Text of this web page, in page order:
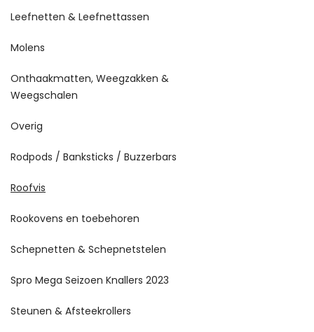
Leefnetten & Leefnettassen
Molens
Onthaakmatten, Weegzakken &
Weegschalen
Overig
Rodpods / Banksticks / Buzzerbars
Roofvis
Rookovens en toebehoren
Schepnetten & Schepnetstelen
Spro Mega Seizoen Knallers 2023
Steunen & Afsteekrollers